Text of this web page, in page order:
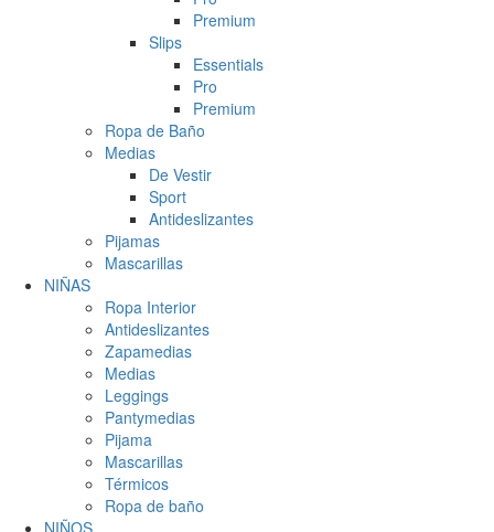
Premium
Slips
Essentials
Pro
Premium
Ropa de Baño
Medias
De Vestir
Sport
Antideslizantes
Pijamas
Mascarillas
NIÑAS
Ropa Interior
Antideslizantes
Zapamedias
Medias
Leggings
Pantymedias
Pijama
Mascarillas
Térmicos
Ropa de baño
NIÑOS